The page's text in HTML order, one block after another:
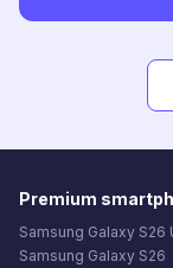
Premium
Samsung Galaxy S26
Samsung Galaxy S26